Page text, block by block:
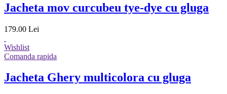
Jacheta mov curcubeu tye-dye cu gluga
179.00 Lei
Wishlist
Comanda rapida
Jacheta Ghery multicolora cu gluga